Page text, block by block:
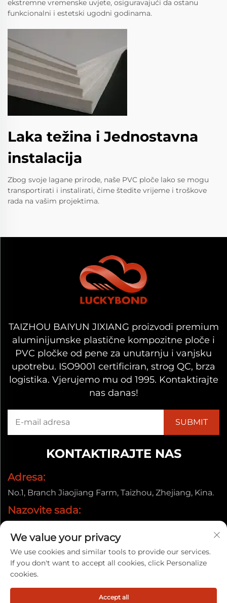
ekstremne vremenske uvjete, osiguravajući da ostanu
funkcionalni i estetski ugodni godinama.
Laka težina i Jednostavna
instalacija
Zbog svoje lagane prirode, naše PVC ploče lako se mogu
transportirati i instalirati, čime štedite vrijeme i troškove
rada na vašim projektima.
TAIZHOU BAIYUN JIXIANG proizvodi premium
aluminijumske plastične kompozitne ploče i
PVC pločke od pene za unutarnju i vanjsku
upotrebu. ISO9001 certificiran, strog QC, brza
logistika. Vjerujemo mu od 1995. Kontaktirajte
nas danas!
KONTAKTIRAJTE NAS
Adresa:
No.1, Branch Jiaojiang Farm, Taizhou, Zhejiang, Kina.
Nazovite sada:
E-pošta:
[email protected]
Autorska prava © 2025. Taizhou Baiyun Jixiang Decorative
We value your privacy
We use cookies and similar tools to provide our services.
If you don't want to accept all cookies, click Personalize
cookies.
Accept all